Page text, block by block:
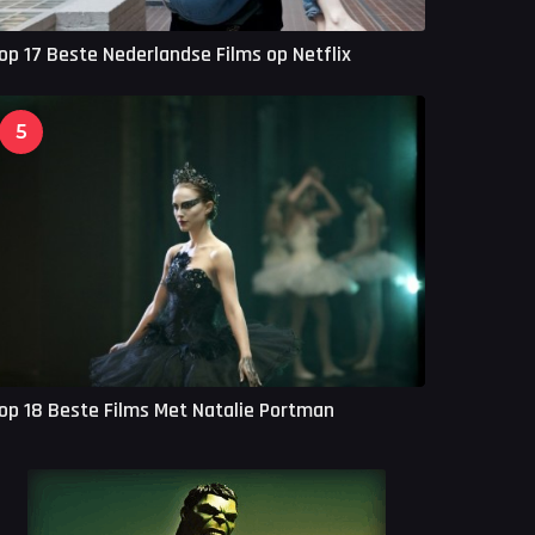
17 Beste Nederlandse Films op Netflix
5
18 Beste Films Met Natalie Portman